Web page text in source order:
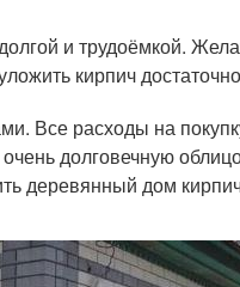
и трудоёмкой.
кирпич
Все расходы на
долговечную
деревянный дом